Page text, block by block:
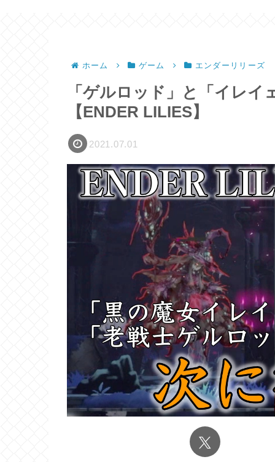
ホーム ゲーム エンダーリリーズ
「ゲルロッド」と「イレ
【ENDER LILIES】
2021.07.01